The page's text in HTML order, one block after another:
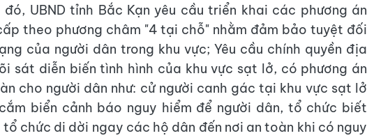
UBND tỉnh Bắc Kạn yêu cầu triển khai các phương án
theo phương châm "4 tại chỗ" nhằm đảm bảo tuyệt đối
của người dân trong khu vực; Yêu cầu chính quyền địa
sát diễn biến tình hình của khu vực sạt lở, có phương án
cho người dân như: cử người canh gác tại khu vực sạt lở
biển cảnh báo nguy hiểm để người dân, tổ chức biết
chức di dời ngay các hộ dân đến nơi an toàn khi có nguy